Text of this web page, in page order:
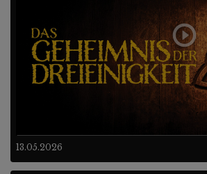
13.05.2026